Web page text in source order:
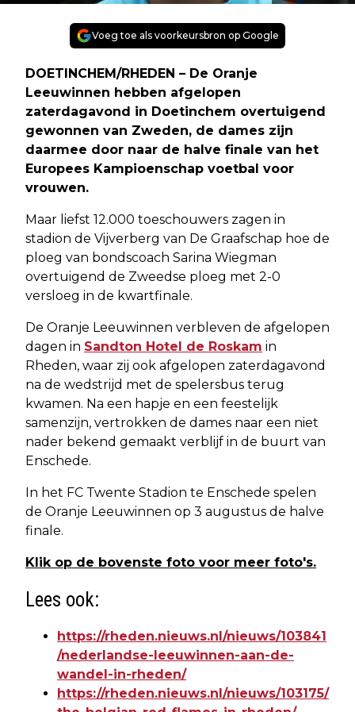
Voeg toe als voorkeursbron op Google
DOETINCHEM/RHEDEN – De Oranje
Leeuwinnen hebben afgelopen
zaterdagavond in Doetinchem overtuigend
gewonnen van Zweden, de dames zijn
daarmee door naar de halve finale van het
Europees Kampioenschap voetbal voor
vrouwen.
Maar liefst 12.000 toeschouwers zagen in
stadion de Vijverberg van De Graafschap hoe de
ploeg van bondscoach Sarina Wiegman
overtuigend de Zweedse ploeg met 2-0
versloeg in de kwartfinale.
De Oranje Leeuwinnen verbleven de afgelopen
dagen in Sandton Hotel de Roskam in
Rheden, waar zij ook afgelopen zaterdagavond
na de wedstrijd met de spelersbus terug
kwamen. Na een hapje en een feestelijk
samenzijn, vertrokken de dames naar een niet
nader bekend gemaakt verblijf in de buurt van
Enschede.
In het FC Twente Stadion te Enschede spelen
de Oranje Leeuwinnen op 3 augustus de halve
finale.
Klik op de bovenste foto voor meer foto's.
Lees ook:
https://rheden.nieuws.nl/nieuws/103841
/nederlandse-leeuwinnen-aan-de-
wandel-in-rheden/
https://rheden.nieuws.nl/nieuws/103175/